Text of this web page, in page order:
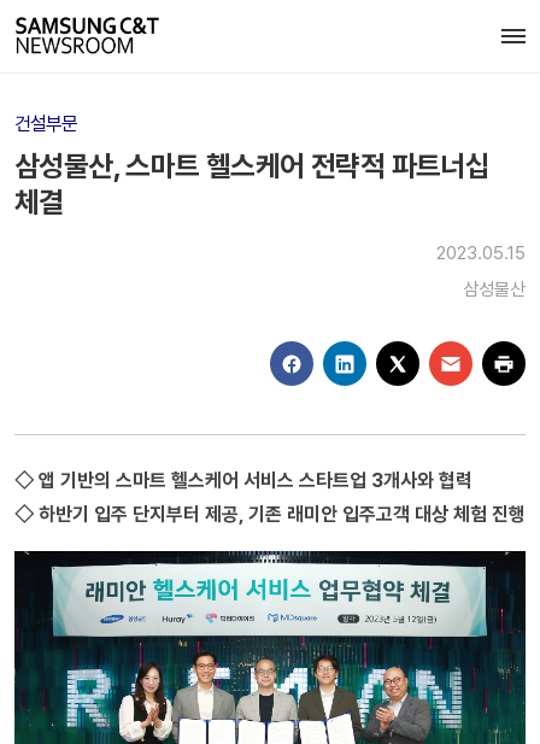
건설부문
삼성물산, 스마트 헬스케어 전략적 파트너십
체결
2023.05.15
삼성물산
◇ 앱 기반의 스마트 헬스케어 서비스 스타트업 3개사와 협력
◇ 하반기 입주 단지부터 제공, 기존 래미안 입주고객 대상 체험 진행